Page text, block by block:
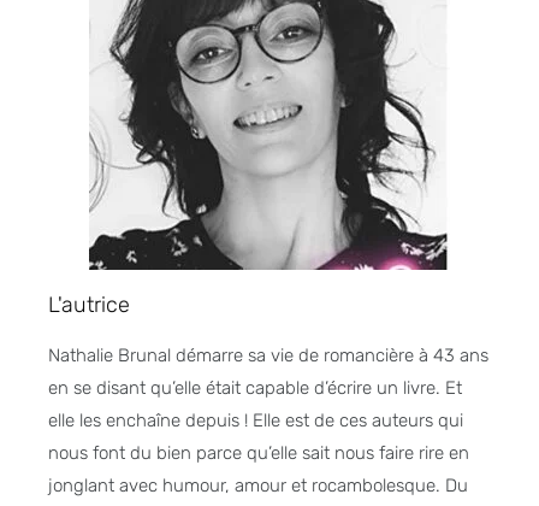
L'autrice
Nathalie Brunal démarre sa vie de romancière à 43 ans
en se disant qu’elle était capable d’écrire un livre. Et
elle les enchaîne depuis ! Elle est de ces auteurs qui
nous font du bien parce qu’elle sait nous faire rire en
jonglant avec humour, amour et rocambolesque. Du